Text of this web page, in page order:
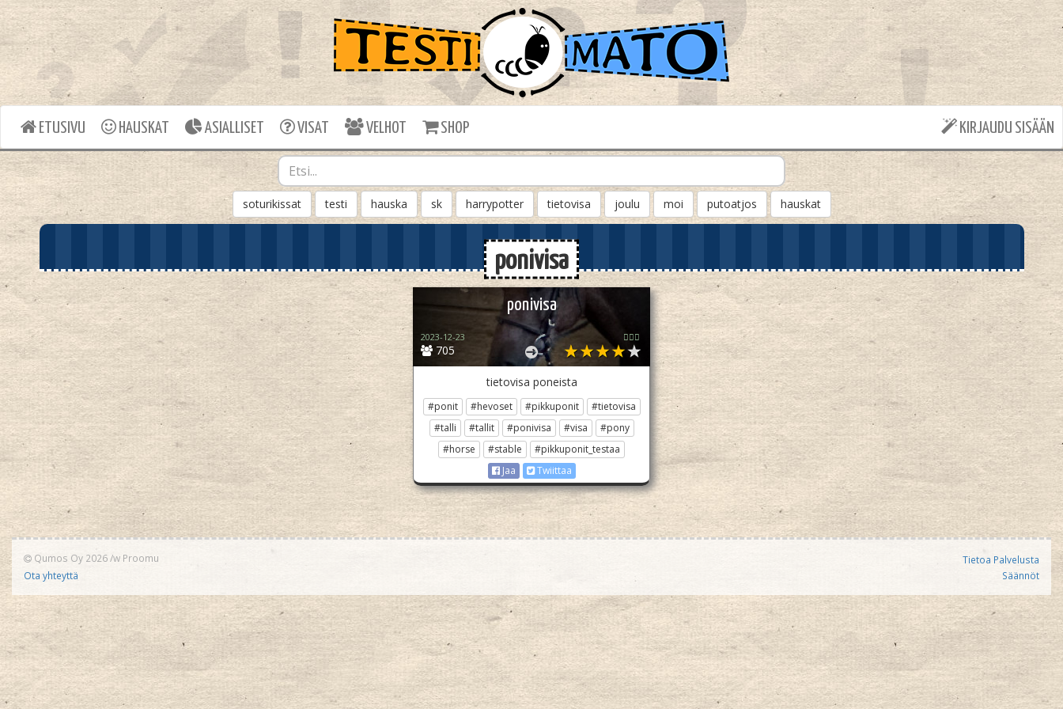
ETUSIVU HAUSKAT ASIALLISET VISAT VELHOT SHOP KIRJAUDU SISÄÄN
soturikissat testi hauska sk harrypotter tietovisa joulu moi putoatjos hauskat
ponivisa
ponivisa
705
2023-12-23 🏳️‍🌈✨
tietovisa poneista
#ponit #hevoset #pikkuponit
#tietovisa
#talli
#tallit #ponivisa #visa
#pony
#horse
#stable
#pikkuponit_testaa
Jaa
Twiittaa
Qumos Oy 2026/w Proomu
Ota yhteyttä
Tietoa Palvelusta
Säännöt